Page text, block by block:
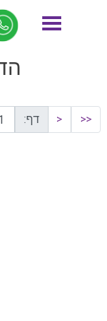
דף הבית
<<
< דף: